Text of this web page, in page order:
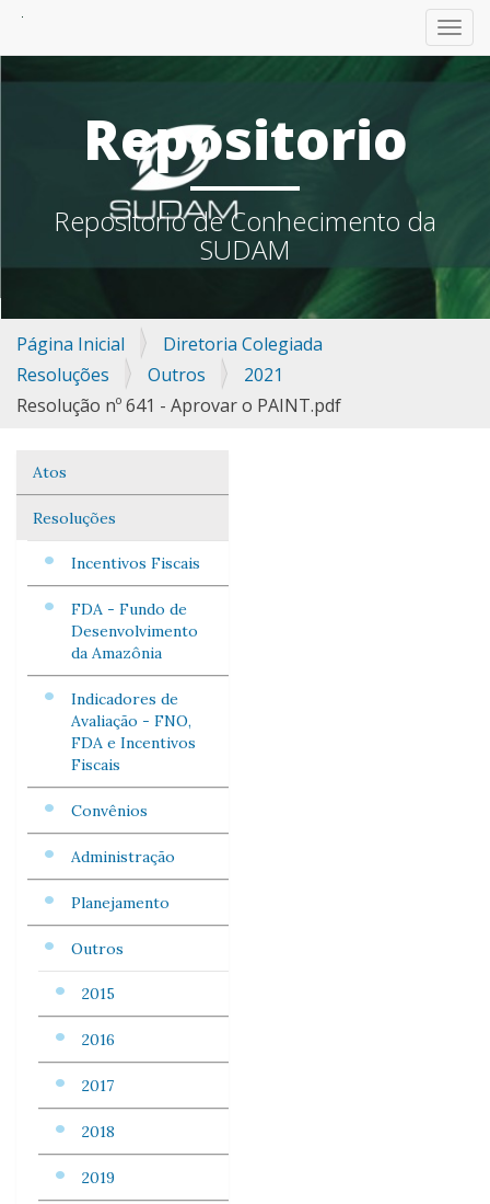
Repositorio
Repositorio de Conhecimento da
SUDAM
Página Inicial
Diretoria Colegiada
Resoluções
Outros
2021
Resolução nº 641 - Aprovar o PAINT.pdf
Navegação
Atos
Resoluções
Incentivos Fiscais
FDA - Fundo de
Desenvolvimento
da Amazônia
Indicadores de
Avaliação - FNO,
FDA e Incentivos
Fiscais
Convênios
Administração
Planejamento
Outros
2015
2016
2017
2018
2019